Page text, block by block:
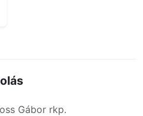
Gábor rkp.